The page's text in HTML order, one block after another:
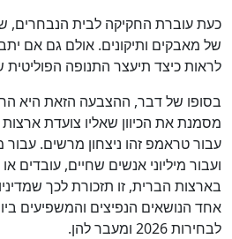
כעת עוברת החקיקה לבית הנבחרים,
של מאבקים ותיקונים. אולם גם אם
לראות כיצד תיעצר התנופה
בסופו של דבר, ההצבעה הזאת היא
מסמנת את הכיוון שאליו צועדת
עבור טראמפ זהו ניצחון מרשים. עבור
ועבור מיליוני אנשים שחיים,
בארצות הברית, זו תזכורת לכך
אחד הנושאים הנפיצים והמשפיעים
לבחירות 2026 ומעבר להן.